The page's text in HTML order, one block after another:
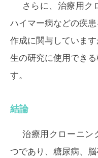
さらに、治療用ク
ハイマー病などの疾
作成に関与していま
生の研究に使用でき
す。
結論
治療用クローニン
つであり、糖尿病、